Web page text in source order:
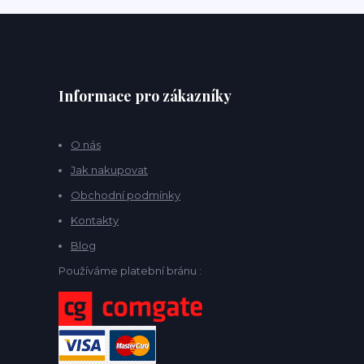
Informace pro zákazníky
O nás
Jak nakupovat
Obchodní podmínky
Kontakty
Blog
Používáme platební bránu :